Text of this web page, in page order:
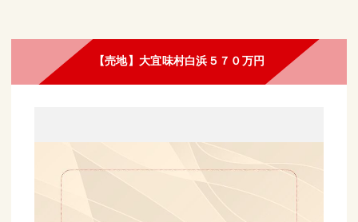
【売地】大宜味村白浜５７０万円